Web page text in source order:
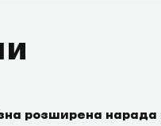
розширена нарада